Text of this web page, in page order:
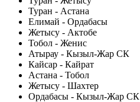
Туран - Астана
Елимай - Ордабасы
Жетысу - Актобе
Тобол - Женис
Атырау - Кызыл-Жар СК
Кайсар - Кайрат
Астана - Тобол
Жетысу - Шахтер
Ордабасы - Кызыл-Жар СК